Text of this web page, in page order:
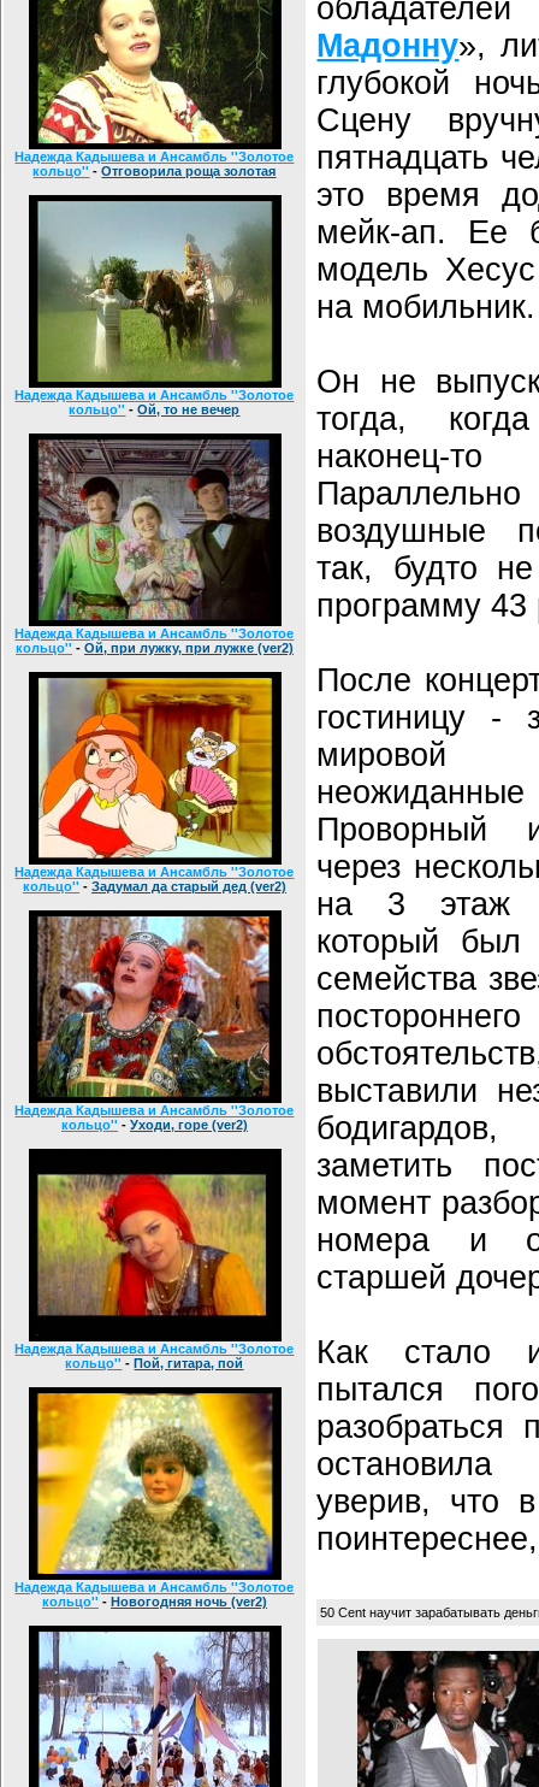
Надежда Кадышева и Ансамбль ''Золотое
кольцо'' -Отговорила роща золотая
Надежда Кадышева и Ансамбль ''Золотое
кольцо'' -Ой, то не вечер
Надежда Кадышева и Ансамбль ''Золотое
кольцо'' - Ой, при лужку, при лужке (ver2)
Надежда Кадышева и Ансамбль ''Золотое
кольцо'' - Задумал да старый дед (ver2)
Надежда Кадышева и Ансамбль ''Золотое
кольцо'' - Уходи, горе (ver2)
Надежда Кадышева и Ансамбль ''Золотое
кольцо'' -Пой, гитара, пой
Надежда Кадышева и Ансамбль ''Золотое
кольцо'' - Новогодняя ночь (ver2)
Мадонну»,
глубокой
Сцену
пятнадцать
это время
мейк-ап. Ее
модель
на мобильник.
Он не
тогда,
наконец-
воздушные
так, будто
программу 43
После
гостиницу -
мировой
Проворный
через
на 3 этаж
который был
семейства
выставили
заметить
момент
номера и
старшей
Как стало
пытался
остановила
уверив, что
50 Cent научит зарабатывать